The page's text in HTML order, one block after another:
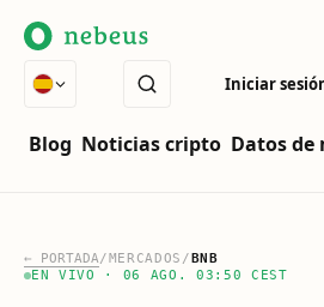
Blog Noticias cripto Datos de
Iniciar
← PORTADA/MERCADOS /BNB
EN VIVO
· 06 AGO. 03:50 CEST